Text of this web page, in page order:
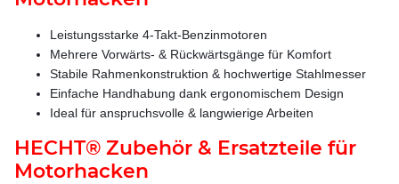
Leistungsstarke 4-Takt-Benzinmotoren
Mehrere Vorwärts- & Rückwärtsgänge für Komfort
Stabile Rahmenkonstruktion & hochwertige Stahlmesser
Einfache Handhabung dank ergonomischem Design
Ideal für anspruchsvolle & langwierige Arbeiten
HECHT® Zubehör & Ersatzteile für
Motorhacken